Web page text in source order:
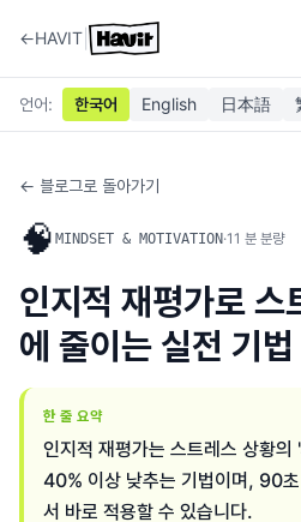
←HAVIT
언어: 한국어 English 日本語
← 블로그로 돌아가기
🧠 MINDSET & MOTIVATION·11 분 분량
인지적 재평가로
에 줄이는 실전 기
한 줄 요약
인지적 재평가는 스트레스 상황의
40% 이상 낮추는 기법이며, 90
서 바로 적용할 수 있습니다.